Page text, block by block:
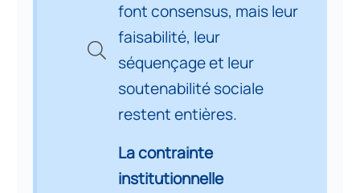
Partie 1. Objectifs et architecture
et d’une stratégie de
transformation économique de
long terme
Partie 2. La mise en œuvre de la
résistances et conditions de
réussite
font consensus, mais leur
faisabilité, leur
séquençage et leur
soutenabilité sociale
restent entières.
La contrainte
institutionnelle